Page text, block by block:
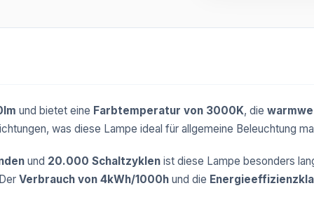
und bietet eine Farbtemperatur von 3000K, die
was diese Lampe ideal für allgemeine Beleuchtung
und 20.000 Schaltzyklen ist diese Lampe besonders
Verbrauch von 4kWh/1000h und die